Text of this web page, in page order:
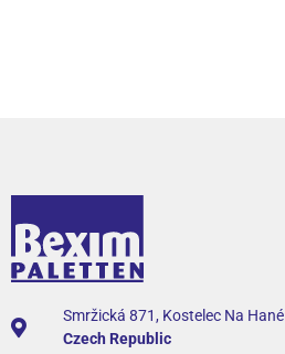
Smržická 871, Kostelec Na Hané
Czech Republic